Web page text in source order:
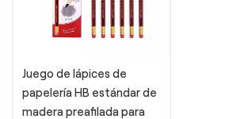
Juego de lápices de
papelería HB estándar de
madera preafilada para